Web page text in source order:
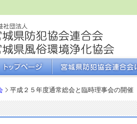
平成２５年度通常総会と臨時理事会の開催